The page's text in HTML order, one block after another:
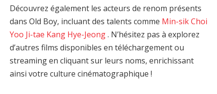
Découvrez également les acteurs de renom présents
dans Old Boy, incluant des talents comme Min-sik Choi
Yoo Ji-tae Kang Hye-Jeong. N’hésitez pas à explorez
d’autres films disponibles en téléchargement ou
streaming en cliquant sur leurs noms, enrichissant
ainsi votre culture cinématographique !